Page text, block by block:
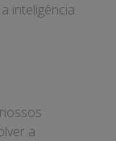
inteligência
a